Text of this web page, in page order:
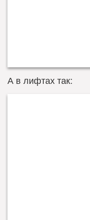
А в лифтах так: